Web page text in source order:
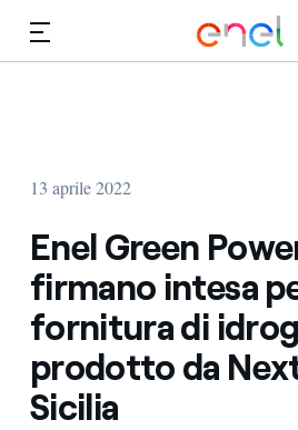
13 aprile 2022
Enel Green
firmano intesa
fornitura di
prodotto da
Sicilia